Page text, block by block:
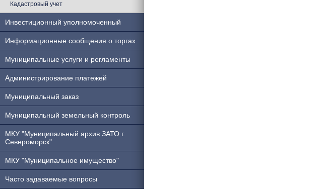
Кадастровый учет
Инвестиционный уполномоченный
Информационные сообщения о торгах
Муниципальные услуги и регламенты
Администрирование платежей
Муниципальный заказ
Муниципальный земельный контроль
МКУ "Муниципальный архив ЗАТО г.
Североморск"
МКУ "Муниципальное имущество"
Часто задаваемые вопросы